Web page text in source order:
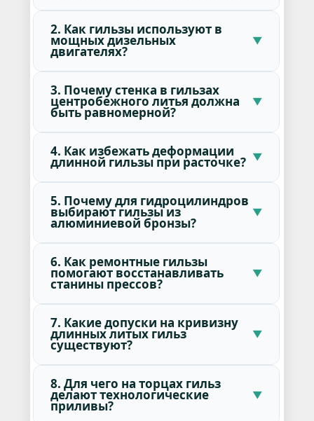
2. Как гильзы используют в
мощных дизельных
двигателях?
3. Почему стенка в гильзах
центробежного литья должна
быть равномерной?
4. Как избежать деформации
длинной гильзы при расточке?
5. Почему для гидроцилиндров
выбирают гильзы из
алюминиевой бронзы?
6. Как ремонтные гильзы
помогают восстанавливать
станины прессов?
7. Какие допуски на кривизну
длинных литых гильз
существуют?
8. Для чего на торцах гильз
делают технологические
приливы?